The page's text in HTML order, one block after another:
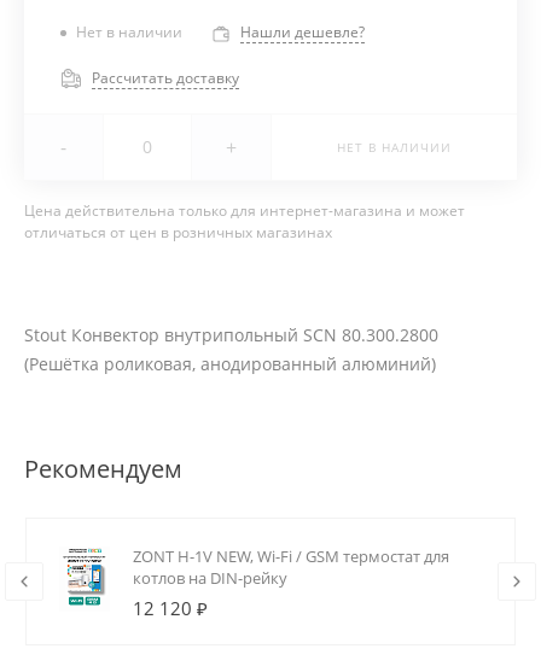
Нет в наличии Нашли дешевле?
Рассчитать доставку
- + НЕТ В НАЛИЧИИ
Цена действительна только для интернет-магазина и может
отличаться от цен в розничных магазинах
Stout Конвектор внутрипольный SCN 80.300.2800
(Решётка роликовая, анодированный алюминий)
Рекомендуем
ZONT H-1V NEW, Wi-Fi / GSM термостат для
котлов на DIN-рейку
12 120 ₽